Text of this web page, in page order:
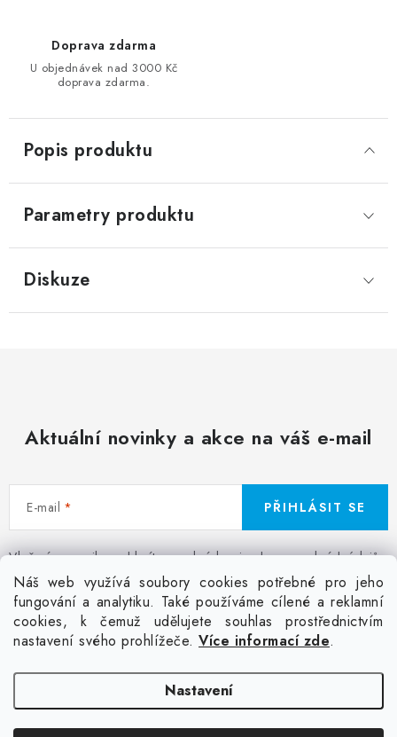
Náš web využívá soubory cookies potřebné pro jeho
fungování a analytiku. Také používáme cílené a reklamní
cookies, k čemuž udělujete souhlas prostřednictvím
nastavení svého prohlížeče. Více informací zde.
Nastavení
Doprava zdarma
U objednávek nad 3000 Kč
doprava zdarma.
Popis produktu
Parametry produktu
Diskuze
Aktuální novinky a akce na váš e-mail
E-mail
Vložením e-mailu souhlasíte spodmínkami ochrany osobních údajů
PŘIHLÁSIT SE
Facebook Kontakt Jak nakupovat
Poptávka potisku textilu
Akce a slevy GDPR + cookies Obchodní podmínky
Doprava
Copyright 2026Colordot.cz. Všechna práva vyhrazena.Upravit nastavení